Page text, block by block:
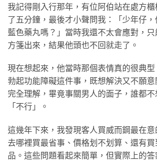
我記得剛入行那年，有位阿伯站在處方
了五分鐘，最後才小聲問我：「少年仔
藍色藥丸嗎？」當時我還不太會應對，
方箋出來，結果他頭也不回就走了。
現在想起來，他當時那個表情真的很典
勃起功能障礙這件事，既想解決又不願
完全理解，畢竟事關男人的面子，誰都
「不行」。
這幾年下來，我發現客人買威而鋼最在意
去哪裡買最省事、價格划不划算、還有
品。這些問題看起來簡單，但實際上的